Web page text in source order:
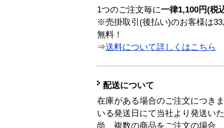
1つのご注文毎に一律1,100円(税
※売掛取引(後払い)のお客様は
無料！
⇒送料について詳しくはこちら
配送について
在庫がある場合のご注文につき
いる発送日にて当社より発送い
尚、複数の商品をご注文の場合